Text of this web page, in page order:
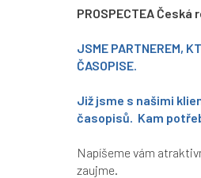
PROSPECTEA Česká
JSME PARTNEREM,
ČASOPISE.
Již jsme s našimi
časopisů. Kam
Napíšeme vám
zaujme.